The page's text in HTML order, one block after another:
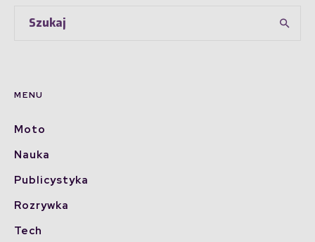
MENU
Moto
Nauka
Publicystyka
Rozrywka
Tech